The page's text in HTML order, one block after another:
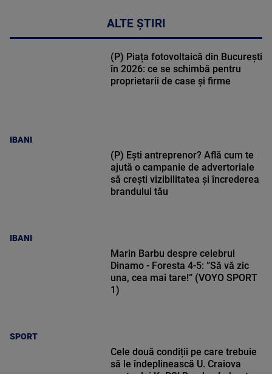
ALTE ȘTIRI
IBANI
(P) Piața fotovoltaică din București
în 2026: ce se schimbă pentru
proprietarii de case și firme
IBANI
(P) Ești antreprenor? Află cum te
ajută o campanie de advertoriale
să crești vizibilitatea și încrederea
brandului tău
SPORT
Marin Barbu despre celebrul
Dinamo - Foresta 4-5: ”Să vă zic
una, cea mai tare!” (VOYO SPORT
1)
Cele două condiții pe care trebuie
să le îndeplinească U. Craiova